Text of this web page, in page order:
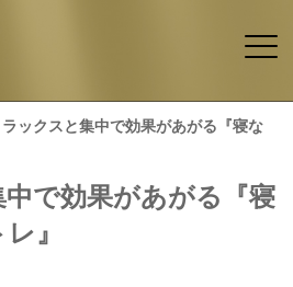
ラックスと集中で効果があがる『寝な
で効果があがる『寝
』